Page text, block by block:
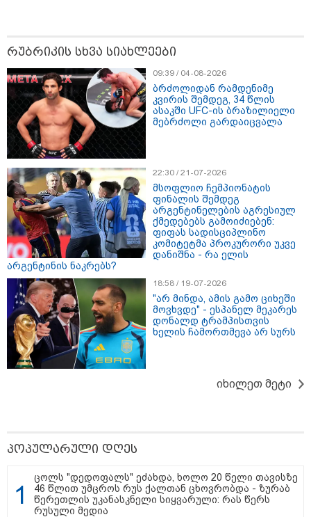
14:14 / 06-08-2026
"მეც ერთ-ერთი მათგანი ვიყავი, ვინც
ლიფტში გაიჭედა" - ლევან მახაშვილი
16:37 / 06-08-2026
"აბსოლუტურად ყალბი
შინაარსი იქმნება სოციალურ
მედიაში, არარსებული
"დღეს ვიმგზავრეთ
მატარებლით, რომელიც ახალი
სიჩქარით მოძრაობს, მანამდე
ბათუმამდე მგზავრობის დრო
რუბრიკის სხვა სიახლეები
09:39 / 04-08-2026
ბრძოლიდან რამდენიმე
კვირის შემდეგ, 34 წლის
ასაკში UFC-ის ბრაზილიელი
მებრძოლი გარდაიცვალა
22:30 / 21-07-2026
მსოფლიო ჩემპიონატის
ფინალის შემდეგ
არგენტინელების აგრესიულ
ქმედებებს გამოიძიებენ:
ფიფას სადისციპლინო
კომიტეტმა პროკურორი უკვე
დანიშნა - რა ელის
არგენტინის ნაკრებს?
18:58 / 19-07-2026
"არ მინდა, ამის გამო ციხეში
მოვხვდე" - ესპანელ მეკარეს
დონალდ ტრამპისთვის
ხელის ჩამორთმევა არ სურს
იხილეთ მეტი
პოპულარული დღეს
ცოლს "დედოფალს" ეძახდა, ხოლო 20 წელი თავისზე
46 წლით უმცროს რუს ქალთან ცხოვრობდა - ზურაბ
წერეთლის უკანასკნელი სიყვარული: რას წერს
რუსული მედია